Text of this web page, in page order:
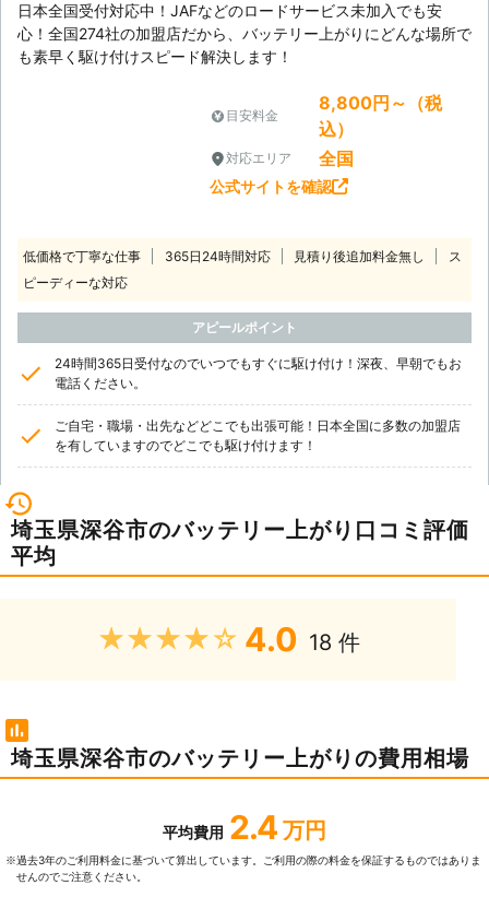
日本全国受付対応中！JAFなどのロードサービス未加入でも安
心！全国274社の加盟店だから、バッテリー上がりにどんな場所で
も素早く駆け付けスピード解決します！
目安料金
8,800円～（税
込）
対応エリア 全国
公式サイトを確認
低価格で丁寧な仕事 365日24時間対応 見積り後追加料金無し
ス
ピーディーな対応
アピールポイント
24時間365日受付なのでいつでもすぐに駆け付け！深夜、早朝でもお
電話ください。
ご自宅・職場・出先などどこでも出張可能！日本全国に多数の加盟店
を有していますのでどこでも駆け付けます！
埼玉県深谷市のバッテリー上がり口コミ評価
平均
★★★★★ 4.0 18 件
埼玉県深谷市のバッテリー上がりの費用相場
平均費用 2.4 万円
※過去3年のご利⽤料⾦に基づいて算出しています。ご利⽤の際の料⾦を保証するものではありま
せんのでご注意ください。